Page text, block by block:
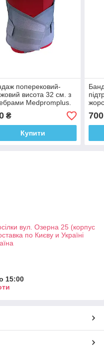
поперековий-
висота 32 см. з
Medpromplus.
₴
Купити
700
вул. Озерна 25 (корпус
по Києву и Україні
15:00